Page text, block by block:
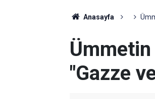
Anasayfa
"Gazze